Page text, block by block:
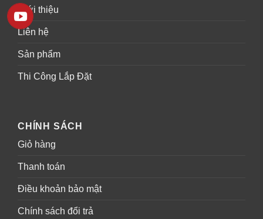
Giới thiệu
Liên hệ
Sản phẩm
Thi Công Lắp Đặt
CHÍNH SÁCH
Giỏ hàng
Thanh toán
Điều khoản bảo mật
Chính sách đổi trả